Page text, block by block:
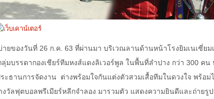
ายของวันที่ 26 ก.ค. 63 ที่ผ่านมา บริเวณลานด้านหน้าโรงยิมเนเซี่ยม
ลุ่มบรรดากองเชียร์ทีมหงส์แดงลิเวอร์พูล ในพื้นที่ลำปาง กว่า 300 คน
ะธานการจัดงาน
ต่างพร้อมใจกันแต่งตัวสวมเสื้อทีมในดวงใจ พร้อม
วัลฟุตบอลพรีเมียร์หลีกจำลอง มารวมตัว แสดงความยินดีและถ่ายรู